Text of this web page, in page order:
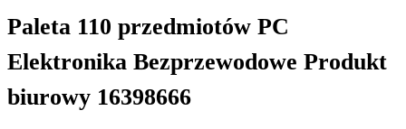
Paleta 110 przedmiotów PC
Elektronika Bezprzewodowe Produkt
biurowy 16398666